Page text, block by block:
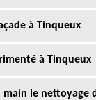
à Tinqueux
à Tinqueux
main le